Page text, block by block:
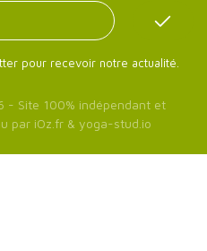
pour recevoir notre actualité.
- Site 100% indépendant et
par iOz.fr & yoga-stud.io